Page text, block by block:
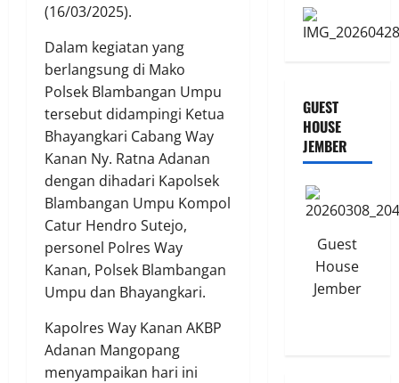
(16/03/2025).
Dalam kegiatan yang
berlangsung di Mako
Polsek Blambangan Umpu
tersebut didampingi Ketua
Bhayangkari Cabang Way
Kanan Ny. Ratna Adanan
dengan dihadari Kapolsek
Blambangan Umpu Kompol
Catur Hendro Sutejo,
personel Polres Way
Kanan, Polsek Blambangan
Umpu dan Bhayangkari.
Kapolres Way Kanan AKBP
Adanan Mangopang
menyampaikan hari ini
GUEST
HOUSE
JEMBER
Guest
House
Jember